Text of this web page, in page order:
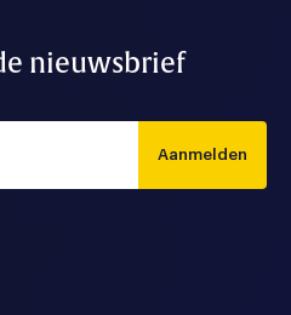
nieuwsbrief
Aanmelden